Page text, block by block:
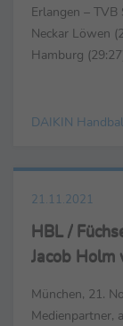
Erlangen –
Neckar Löwen
Hamburg
DAIKIN
21.11.2021
HBL /
Jacob Holm
München, 21.
Medienpartner,